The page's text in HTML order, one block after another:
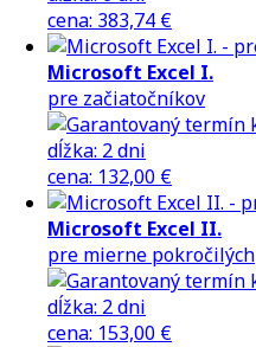
cena: 383,74 €
Microsoft Excel I.
pre začiatočníkov
dĺžka: 2 dni
cena: 132,00 €
Microsoft Excel II.
pre mierne pokročilých
dĺžka: 2 dni
cena: 153,00 €